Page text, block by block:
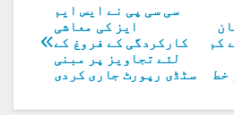
سی سی پی نے ایس ایم
ایز کی معاشی
کارکردگی کے فروغ کے
لئے تجاویز پر مبنی
سٹڈی رپورٹ جاری کردی
سے کم
خط